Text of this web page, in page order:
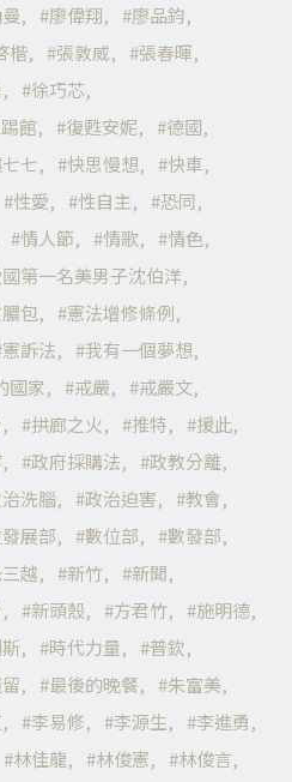
廖偉翔
廖品鈞
楷 張敦威
張春暉
徐巧芯
館
復甦安妮
德國
七 快思慢想
快車
性愛 性自主
恐同
情人節 情歌
情色
第一名美男子沈伯洋
包
憲法增修條例
憲訴法
我有一個夢想
國家 戒嚴
戒嚴文
拱廊之火 推特
援此
政府採購法
政教分離
洗腦 政治迫害
教會
展部 數位部
數發部
越 新竹
新聞
新頭殼 方君竹
施明德
時代力量
普欽
最後的晚餐
朱富美
李易修 李源生
李進勇
林佳龍 林俊憲
林俊言